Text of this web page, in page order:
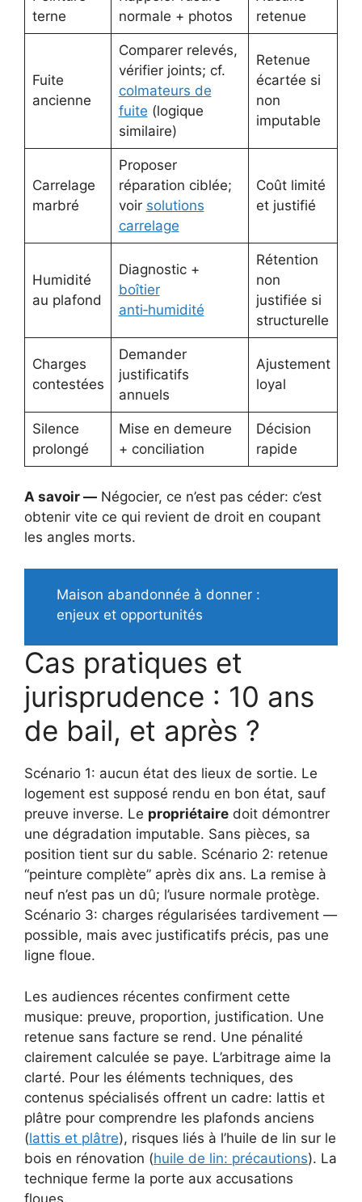
terne
normale + photos
retenue
Fuite
ancienne
Comparer relevés,
vérifier joints; cf.
colmateurs de
fuite (logique
similaire)
Retenue
écartée si
non
imputable
Carrelage
marbré
Proposer
réparation ciblée;
voir solutions
carrelage
Coût limité
et justifié
Humidité
au plafond
Diagnostic +
boîtier
anti‑humidité
Rétention
non
justifiée si
structurelle
Charges
contestées
Demander
justificatifs
annuels
Ajustement
loyal
Silence
prolongé
Mise en demeure
+ conciliation
Décision
rapide
A savoir — Négocier, ce n’est pas céder: c’est
obtenir vite ce qui revient de droit en coupant
les angles morts.
Maison abandonnée à donner :
enjeux et opportunités
Cas pratiques et
jurisprudence : 10 ans
de bail, et après ?
Scénario 1: aucun état des lieux de sortie. Le
logement est supposé rendu en bon état, sauf
preuve inverse. Le propriétaire doit démontrer
une dégradation imputable. Sans pièces, sa
position tient sur du sable. Scénario 2: retenue
“peinture complète” après dix ans. La remise à
neuf n’est pas un dû; l’usure normale protège.
Scénario 3: charges régularisées tardivement —
possible, mais avec justificatifs précis, pas une
ligne floue.
Les audiences récentes confirment cette
musique: preuve, proportion, justification. Une
retenue sans facture se rend. Une pénalité
clairement calculée se paye. L’arbitrage aime la
clarté. Pour les éléments techniques, des
contenus spécialisés offrent un cadre: lattis et
plâtre pour comprendre les plafonds anciens
(lattis et plâtre), risques liés à l’huile de lin sur le
bois en rénovation (huile de lin: précautions). La
technique ferme la porte aux accusations
floues.